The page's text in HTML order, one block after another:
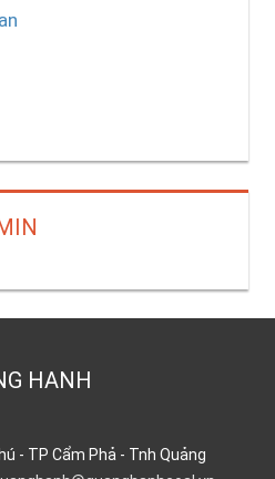
HANH
- TP Cẩm Phả - Tnh Quảng